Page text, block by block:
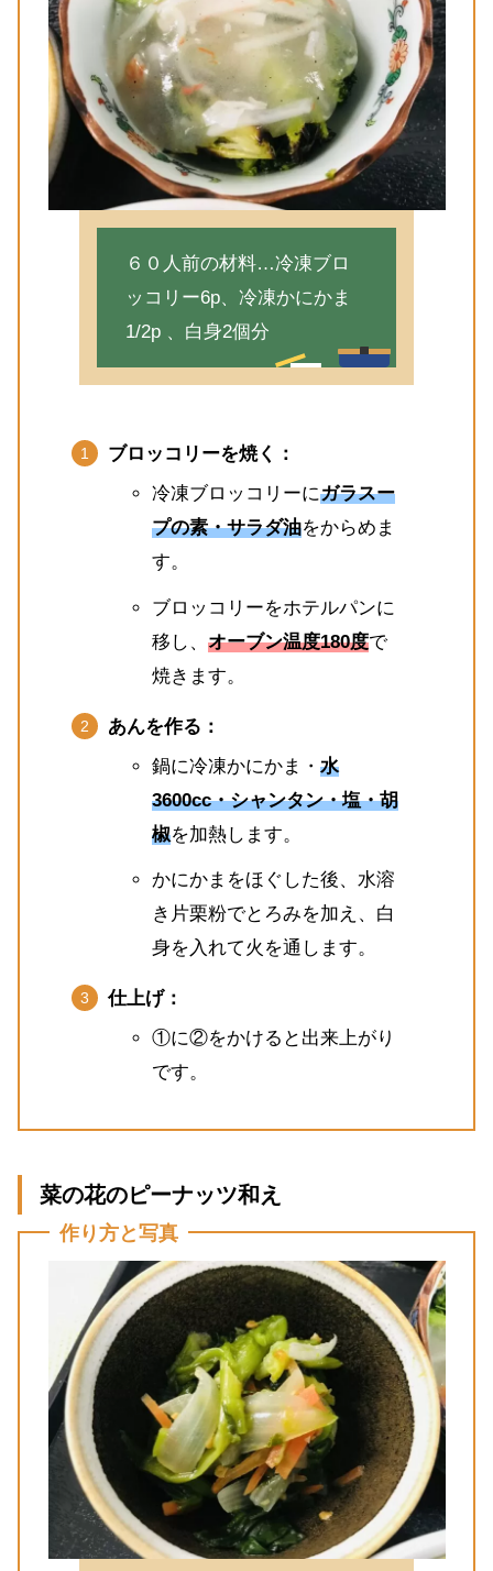
６０人前の材料…冷凍ブロ
ッコリー6p、冷凍かにかま
1/2p 、白身2個分
ブロッコリーを焼く：
冷凍ブロッコリーにガラスー
プの素・サラダ油をからめま
す。
ブロッコリーをホテルパンに
移し、 オーブン温度180度で
焼きます。
あんを作る：
鍋に冷凍かにかま・ 水
3600cc・シャンタン・塩・胡
椒を加熱します。
かにかまをほぐした後、水溶
き片栗粉でとろみを加え、白
身を入れて火を通します。
仕上げ：
①に②をかけると出来上がり
です。
菜の花のピーナッツ和え
作り方と写真